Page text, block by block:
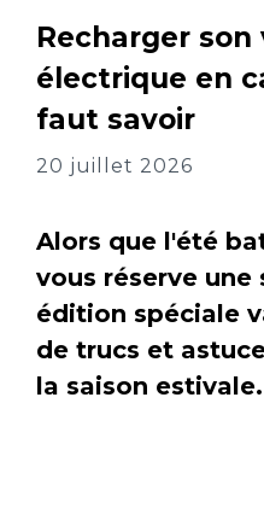
Recharger son
électrique en
faut savoir
20 juillet 2026
Alors que l'été
vous réserve une
édition spéciale
de trucs et
la saison estivale.